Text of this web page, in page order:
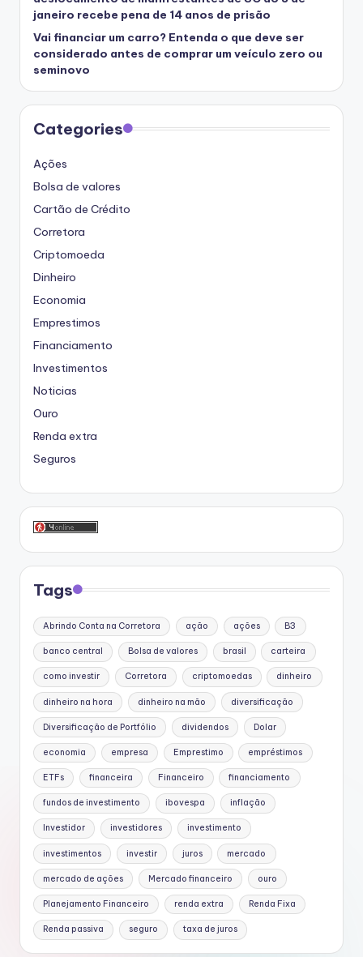
janeiro recebe pena de 14 anos de prisão
Vai financiar um carro? Entenda o que deve ser
considerado antes de comprar um veículo zero ou
seminovo
Categories
Ações
Bolsa de valores
Cartão de Crédito
Corretora
Criptomoeda
Dinheiro
Economia
Emprestimos
Financiamento
Investimentos
Noticias
Ouro
Renda extra
Seguros
Tags
Abrindo Conta na Corretora ação ações B3
banco central Bolsa de valores brasil carteira
como investir Corretora criptomoedas dinheiro
dinheiro na hora dinheiro na mão diversificação
Diversificação de Portfólio dividendos Dolar
economia empresa Emprestimo empréstimos
ETFs financeira Financeiro financiamento
fundos de investimento ibovespa inflação
Investidor investidores investimento
investimentos investir juros mercado
mercado de ações Mercado financeiro ouro
Planejamento Financeiro renda extra Renda Fixa
Renda passiva seguro taxa de juros